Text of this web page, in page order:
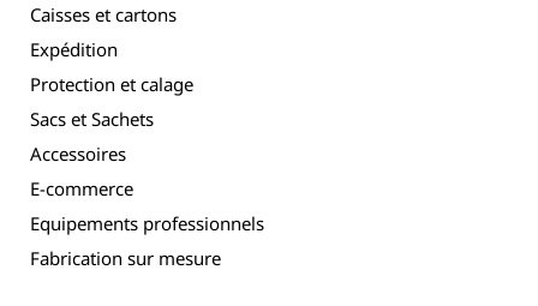
Caisses et cartons
Expédition
Protection et calage
Sacs et Sachets
Accessoires
E-commerce
Equipements professionnels
Fabrication sur mesure